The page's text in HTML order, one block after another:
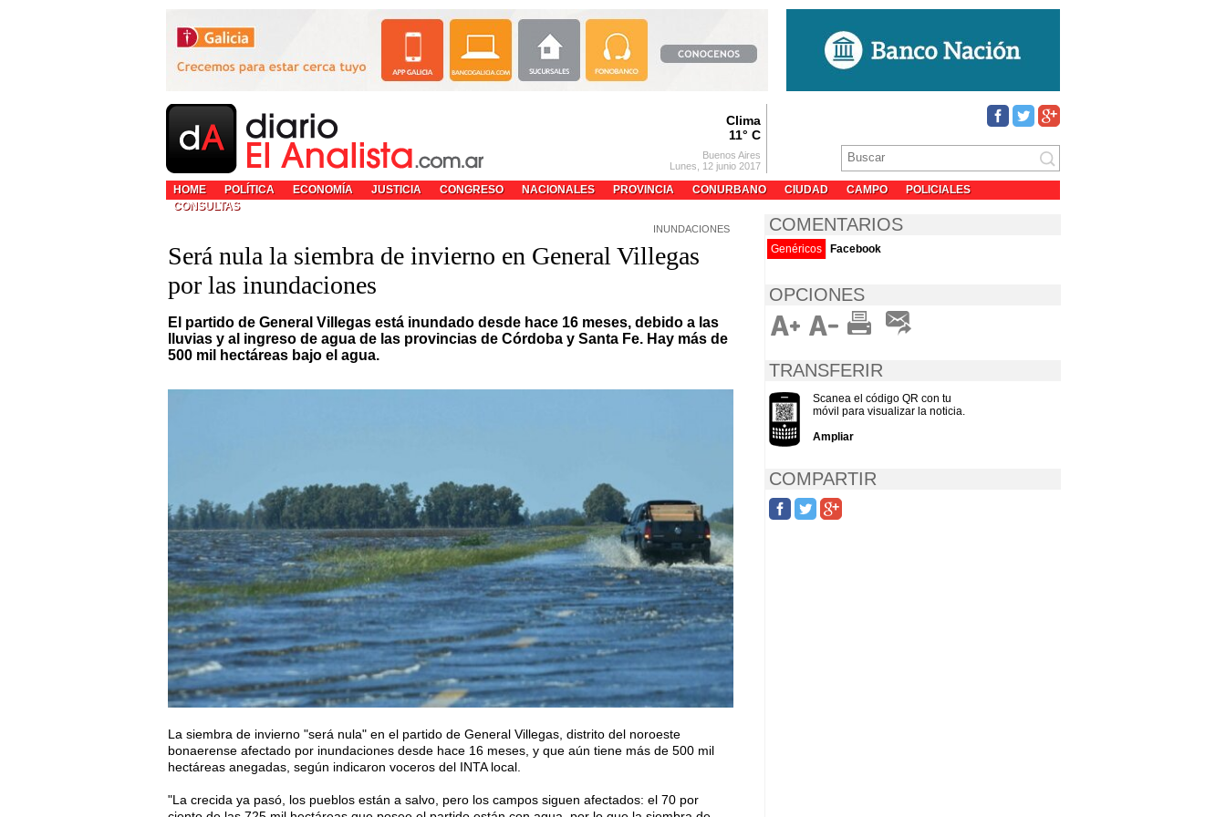
Clima
11° C
Buenos Aires
Lunes, 12 junio 2017
HOME POLÍTICA ECONOMÍA JUSTICIA CONGRESO NACIONALES PROVINCIA CONURBANO CIUDAD CAMPO
POLICIALES
CONSULTAS
INUNDACIONES
Será nula la siembra de invierno en General Villegas
por las inundaciones
El partido de General Villegas está inundado desde hace 16 meses, debido a las
lluvias y al ingreso de agua de las provincias de Córdoba y Santa Fe. Hay más de
500 mil hectáreas bajo el agua.
La siembra de invierno "será nula" en el partido de General Villegas, distrito del noroeste
bonaerense afectado por inundaciones desde hace 16 meses, y que aún tiene más de 500 mil
hectáreas anegadas, según indicaron voceros del INTA local.
"La crecida ya pasó, los pueblos están a salvo, pero los campos siguen afectados: el 70 por
COMENTARIOS
Genéricos Facebook
OPCIONES
TRANSFERIR
Scanea el código QR con tu
móvil para visualizar la noticia.
Ampliar
COMPARTIR